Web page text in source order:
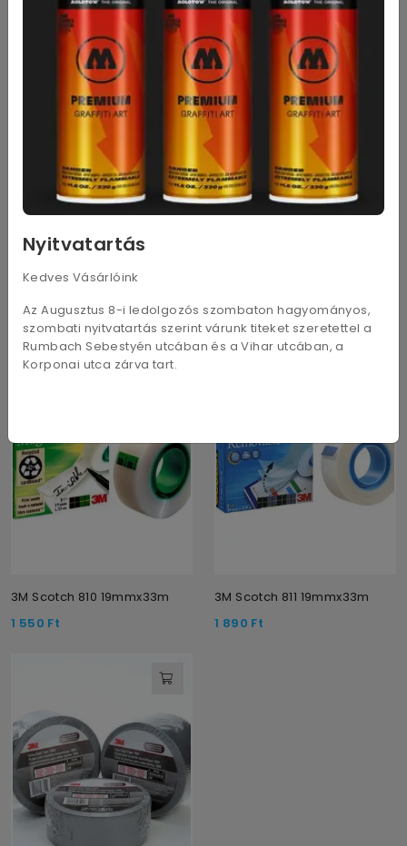
Nyitvatartás
Kedves Vásárlóink
Az Augusztus 8-i ledolgozós szombaton hagyományos,
szombati nyitvatartás szerint várunk titeket szeretettel a
Rumbach Sebestyén utcában és a Vihar utcában, a
Korponai utca zárva tart.
Ft
620Ft
40Ft
180Ft
3M Scotch 810 19mmx33m
1 550 Ft
3M Scotch 811 19mmx33m
1 890 Ft